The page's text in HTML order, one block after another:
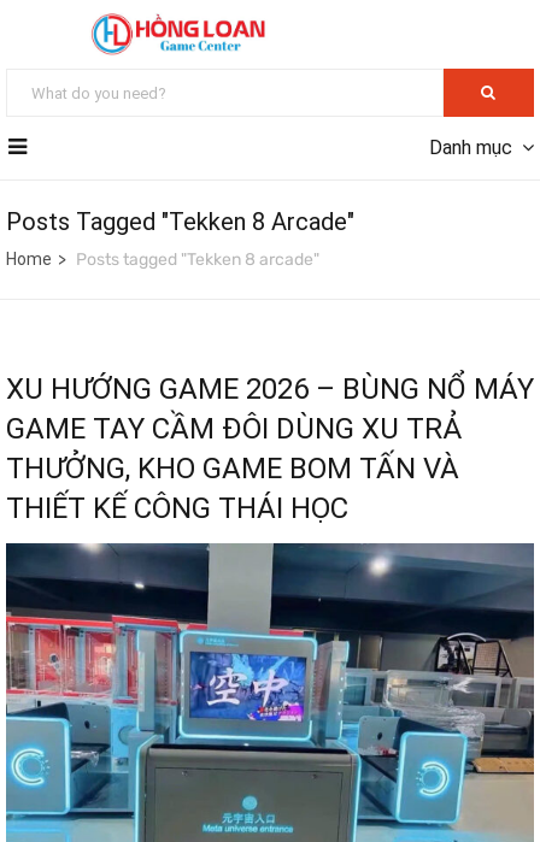
Danh mục
Posts Tagged "Tekken 8 Arcade"
Home Posts tagged "Tekken 8 arcade"
XU HƯỚNG GAME 2026 – BÙNG NỔ MÁY
GAME TAY CẦM ĐÔI DÙNG XU TRẢ
THƯỞNG, KHO GAME BOM TẤN VÀ
THIẾT KẾ CÔNG THÁI HỌC